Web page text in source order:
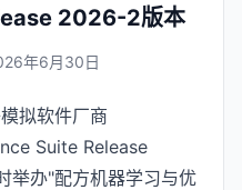
2026-2版本
年6月30日
拟软件厂商
Suite Release
举办"配方机器学习与优